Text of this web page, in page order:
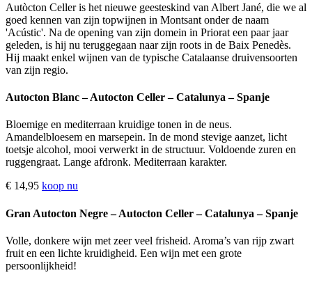
Autòcton Celler is het nieuwe geesteskind van Albert Jané, die we al
goed kennen van zijn topwijnen in Montsant onder de naam
'Acústic'. Na de opening van zijn domein in Priorat een paar jaar
geleden, is hij nu teruggegaan naar zijn roots in de Baix Penedès.
Hij maakt enkel wijnen van de typische Catalaanse druivensoorten
van zijn regio.
Autocton Blanc – Autocton Celler – Catalunya – Spanje
Bloemige en mediterraan kruidige tonen in de neus.
Amandelbloesem en marsepein. In de mond stevige aanzet, licht
toetsje alcohol, mooi verwerkt in de structuur. Voldoende zuren en
ruggengraat. Lange afdronk. Mediterraan karakter.
€ 14,95 koop nu
Gran Autocton Negre – Autocton Celler – Catalunya – Spanje
Volle, donkere wijn met zeer veel frisheid. Aroma’s van rijp zwart
fruit en een lichte kruidigheid. Een wijn met een grote
persoonlijkheid!